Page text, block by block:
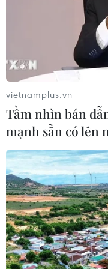
sớm bệnh Alzheimer
Virus H5N1 lây lan
chim bản địa tại
29/07/2026 11:42
UNAIDS cảnh báo
HIV/AIDS bùng
29/07/2026 05:17
Johnson & Johnson
dàn xếp vụ kiện
vietnamplus.vn
Tầm nhìn bán
mạnh sẵn có lên